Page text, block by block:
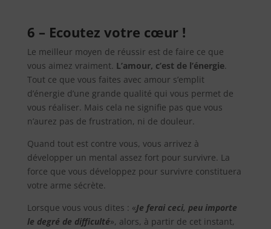
6 – Ecoutez votre cœur !
Le meilleur moyen de réussir est de faire ce que
vous aimez vraiment. L’amour, c’est de l’énergie.
Tout ce que vous faites avec amour s’emplit
d’énergie d’une grande qualité qui vous permet de
vous réaliser. Mais cela ne signifie pas que vous
n’aurez pas de frustration, ni de douleur.
Quand tout est contre vous, vous arrivez à
développer un mental assez fort pour survivre. La
force que vous développez pour survivre constituera
votre arme sécrète.
Lorsque vous vous dites : «Je ferai ceci, peu importe
le degré de difficulté», alors, à partir de cet instant,